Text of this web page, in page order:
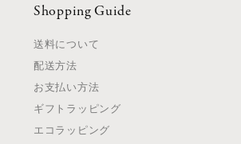
Shopping Guide
送料について
配送方法
お支払い方法
ギフトラッピング
エコラッピング